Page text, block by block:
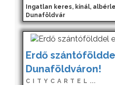
Ingatlan keres, kínál,
Dunaföldvár
Erdő
Dunaföldváron!
C I T Y C A R T E L ...